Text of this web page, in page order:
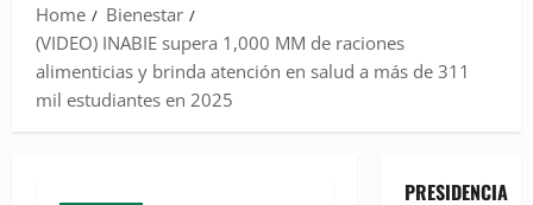
Home
Bienestar
(VIDEO) INABIE supera 1,000 MM de raciones
alimenticias y brinda atención en salud a más de 311
mil estudiantes en 2025
PRESIDENCIA